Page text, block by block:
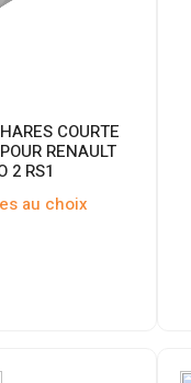
COURTE
RENAULT
2 RS1
au choix